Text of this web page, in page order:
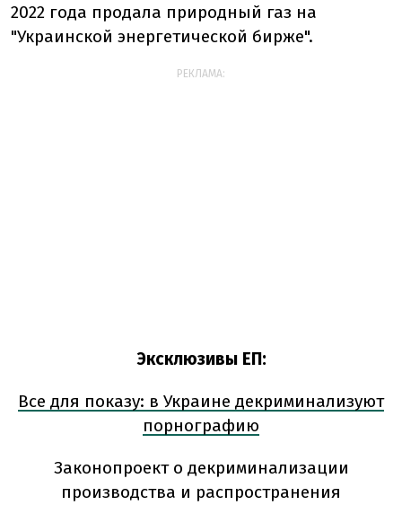
2022 года продала природный газ на
"Украинской энергетической бирже".
РЕКЛАМА:
Эксклюзивы ЕП:
Все для показу: в Украине декриминализуют
порнографию
Законопроект о декриминализации
производства и распространения